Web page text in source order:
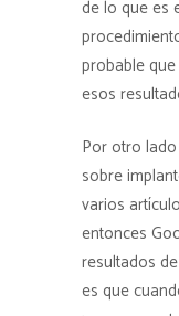
de lo que es
probable
esos
Por otro
sobre
varios
entonces
resultados
es que